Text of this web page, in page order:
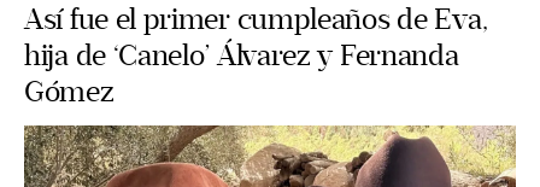
Así fue el primer cumpleaños de Eva,
hija de ‘Canelo’ Álvarez y Fernanda
Gómez